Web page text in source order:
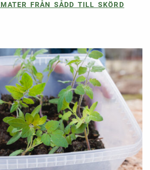
FRÅN SÅDD TILL SKÖRD